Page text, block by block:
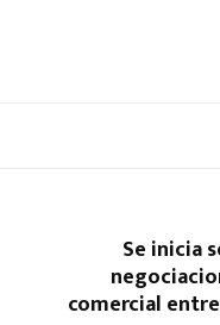
Se inicia
comercial